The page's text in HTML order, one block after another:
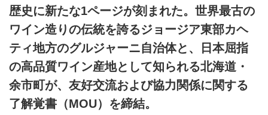
歴史に新たな1ページが刻まれた。世界最古の
ワイン造りの伝統を誇るジョージア東部カヘ
ティ地方のグルジャーニ自治体と、日本屈指
の高品質ワイン産地として知られる北海道・
余市町が、友好交流および協力関係に関する
了解覚書（MOU）を締結。